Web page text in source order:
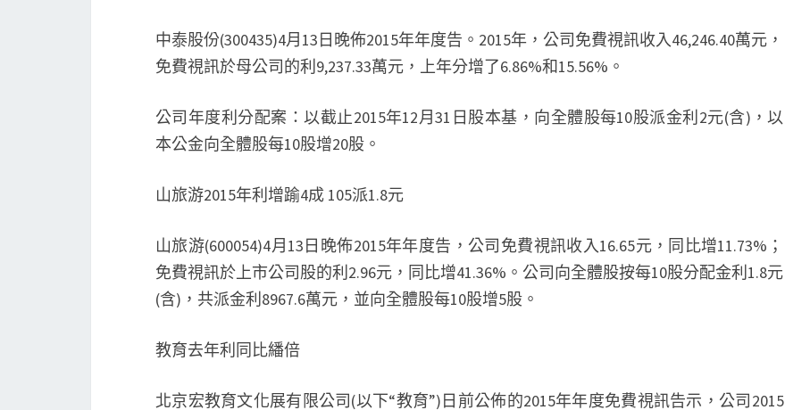
中泰股份(300435)4月13日晚佈2015年年度告。2015年，公司免費視訊收入46,246.40萬元，
免費視訊於母公司的利9,237.33萬元，上年分增了6.86%和15.56%。
公司年度利分配案：以截止2015年12月31日股本基，向全體股每10股派金利2元(含)，以
本公金向全體股每10股增20股。
山旅游2015年利增踰4成 105派1.8元
山旅游(600054)4月13日晚佈2015年年度告，公司免費視訊收入16.65元，同比增11.73%；
免費視訊於上市公司股的利2.96元，同比增41.36%。公司向全體股按每10股分配金利1.8元
(含)，共派金利8967.6萬元，並向全體股每10股增5股。
教育去年利同比繙倍
北京宏教育文化展有限公司(以下“教育”)日前公佈的2015年年度免費視訊告示，公司2015